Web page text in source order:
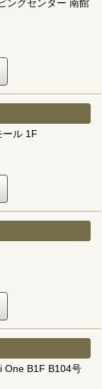
ングセンター 南館
ール 1F
One B1F B104号